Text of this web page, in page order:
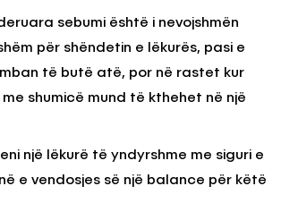
sebumi është i nevojshmën
për shëndetin e lëkurës, pasi e
të butë atë, por në rastet kur
shumicë mund të kthehet në një
një lëkurë të yndyrshme me siguri e
e vendosjes së një balance për këtë